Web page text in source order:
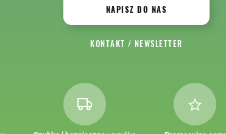
NAPISZ DO NAS
KONTAKT / NEWSLETTER